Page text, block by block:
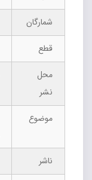
شمارگان
قطع
محل
نشر
موضوع
ناشر